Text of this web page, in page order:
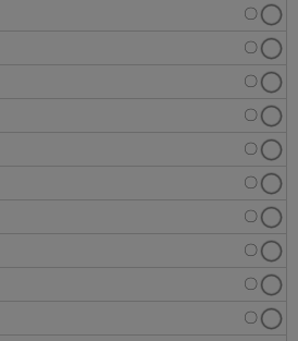
〇
〇
〇
〇
〇
〇
〇
〇
〇
〇